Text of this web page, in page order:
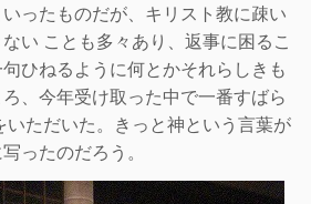
ったものだが、キリスト教に疎い
い ことも多々あり、返事に困るこ
ひねるように何とかそれらしきも
、今年受け取った中で一番すばら
いただいた。きっと神という言葉が
ったのだろう。